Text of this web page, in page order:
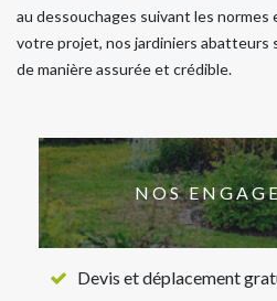
au dessouchages suivant les normes
votre projet, nos jardiniers abatteurs
de manière assurée et crédible.
NOS
Devis et déplacement